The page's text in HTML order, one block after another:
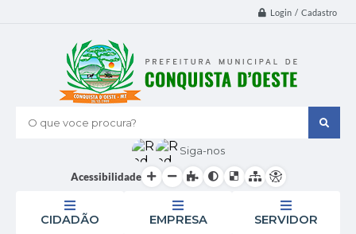
Login / Cadastro
O que voce procura?
Siga-nos
Acessibilidade
CIDADÃO EMPRESA SERVIDOR